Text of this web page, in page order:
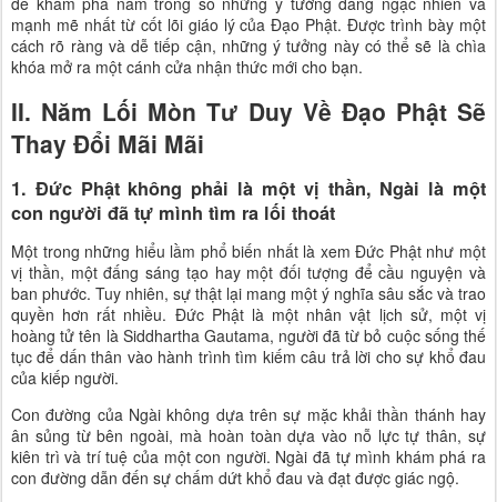
mạnh mẽ nhất từ cốt lõi giáo lý của Đạo Phật. Được trình bày một
cách rõ ràng và dễ tiếp cận, những ý tưởng này có thể sẽ là chìa
khóa mở ra một cánh cửa nhận thức mới cho bạn.
II. Năm Lối Mòn Tư Duy Về Đạo Phật Sẽ
Thay Đổi Mãi Mãi
1. Đức Phật không phải là một vị thần, Ngài là một
con người đã tự mình tìm ra lối thoát
Một trong những hiểu lầm phổ biến nhất là xem Đức Phật như một
vị thần, một đấng sáng tạo hay một đối tượng để cầu nguyện và
ban phước. Tuy nhiên, sự thật lại mang một ý nghĩa sâu sắc và trao
quyền hơn rất nhiều. Đức Phật là một nhân vật lịch sử, một vị
hoàng tử tên là Siddhartha Gautama, người đã từ bỏ cuộc sống thế
tục để dấn thân vào hành trình tìm kiếm câu trả lời cho sự khổ đau
của kiếp người.
Con đường của Ngài không dựa trên sự mặc khải thần thánh hay
ân sủng từ bên ngoài, mà hoàn toàn dựa vào nỗ lực tự thân, sự
kiên trì và trí tuệ của một con người. Ngài đã tự mình khám phá ra
con đường dẫn đến sự chấm dứt khổ đau và đạt được giác ngộ.